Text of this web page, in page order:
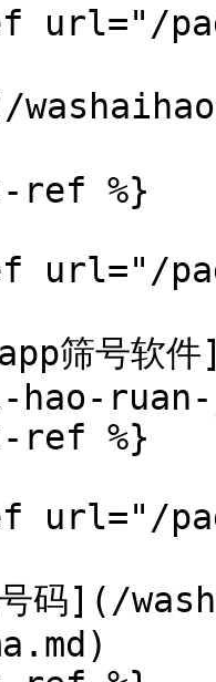
ref %}
url="/
筛号
hao-
ref %}
号码](/